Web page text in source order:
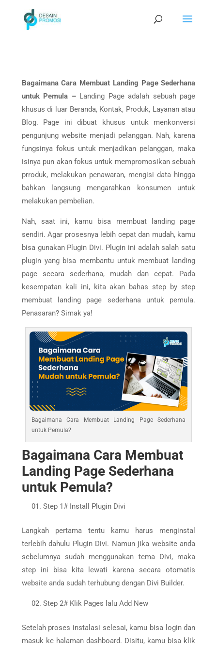
Bagaimana Cara Membuat Landing Page Sederhana
untuk Pemula – Landing Page adalah sebuah page
khusus di luar Beranda, Kontak, Produk, Layanan atau
Blog. Page ini dibuat khusus untuk menkonversi
pengunjung website menjadi pelanggan. Nah, karena
fungsinya fokus untuk menjadikan pelanggan, maka
isinya pun akan fokus untuk mempromosikan sebuah
prroduk, melakukan penawaran, mengisi data hingga
bahkan langsung mengarahkan konsumen untuk
melakukan pembelian.
Nah, saat ini, kamu bisa membuat landing page
sendiri. Agar prosesnya lebih cepat dan mudah, kamu
bisa gunakan Plugin Divi. Plugin ini adalah salah satu
plugin yang bisa membantu untuk membuat landing
page secara sederhana, mudah dan cepat. Pada
kesempatan kali ini, kita akan bahas step by step
membuat landing page sederhana untuk pemula.
Penasaran? Simak ya!
Bagaimana Cara Membuat Landing Page Sederhana
untuk Pemula?
Bagaimana Cara Membuat
Landing Page Sederhana
untuk Pemula?
Step 1# Install Plugin Divi
Langkah pertama tentu kamu harus menginstal
terlebih dahulu Plugin Divi. Namun jika website anda
sebelumnya sudah menggunakan tema Divi, maka
step ini bisa kita lewati karena secara otomatis
website anda sudah terhubung dengan Divi Builder.
Step 2# Klik Pages lalu Add New
Setelah proses instalasi selesai, kamu bisa login dan
masuk ke halaman dashboard. Disitu, kamu bisa klik